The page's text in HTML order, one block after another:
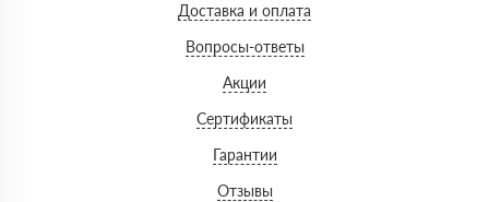
Доставка и оплата
Вопросы-ответы
Акции
Сертификаты
Гарантии
Отзывы